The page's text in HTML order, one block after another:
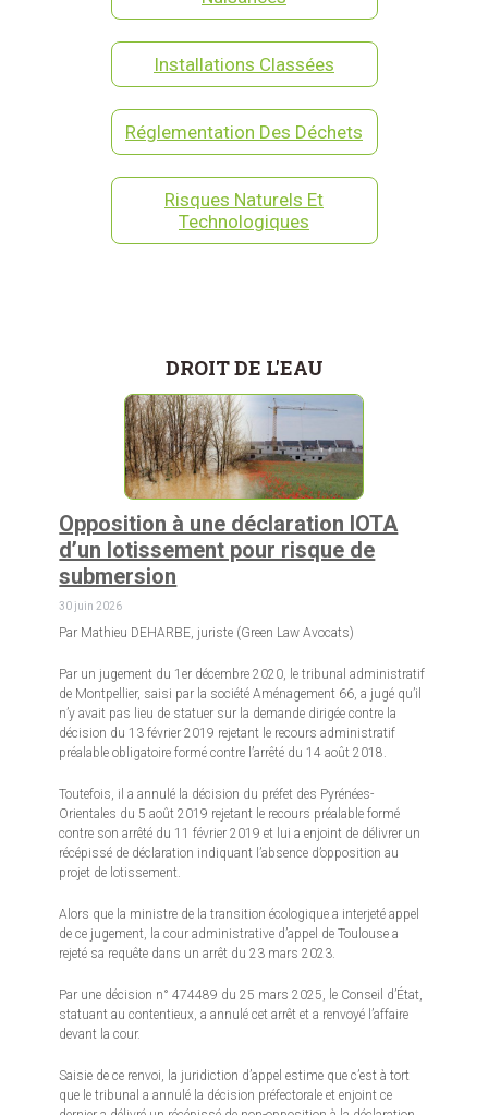
Installations Classées
Réglementation Des Déchets
Risques Naturels Et
Technologiques
DROIT DE L'EAU
Opposition à une déclaration IOTA
d’un lotissement pour risque de
submersion
30 juin 2026
Par Mathieu DEHARBE, juriste (Green Law Avocats)
Par un jugement du 1er décembre 2020, le tribunal administratif
de Montpellier, saisi par la société Aménagement 66, a jugé qu’il
n’y avait pas lieu de statuer sur la demande dirigée contre la
décision du 13 février 2019 rejetant le recours administratif
préalable obligatoire formé contre l’arrêté du 14 août 2018.
Toutefois, il a annulé la décision du préfet des Pyrénées-
Orientales du 5 août 2019 rejetant le recours préalable formé
contre son arrêté du 11 février 2019 et lui a enjoint de délivrer un
récépissé de déclaration indiquant l’absence d’opposition au
projet de lotissement.
Alors que la ministre de la transition écologique a interjeté appel
de ce jugement, la cour administrative d’appel de Toulouse a
rejeté sa requête dans un arrêt du 23 mars 2023.
Par une décision n° 474489 du 25 mars 2025, le Conseil d’État,
statuant au contentieux, a annulé cet arrêt et a renvoyé l’affaire
devant la cour.
Saisie de ce renvoi, la juridiction d’appel estime que c’est à tort
que le tribunal a annulé la décision préfectorale et enjoint ce